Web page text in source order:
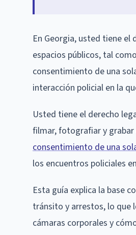
En Georgia, usted tiene el
espacios públicos, tal
consentimiento de una
interacción policial en la
Usted tiene el derecho
filmar, fotografiar y grabar
consentimiento de una
los encuentros policiales
Esta guía explica la base
tránsito y arrestos, lo que
cámaras corporales y